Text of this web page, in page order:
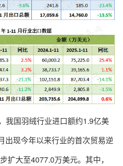
我国羽绒行业进口额约1.9亿美
出现今年以来行业的首次贸易逆
扩大至4077.0万美元。其中，